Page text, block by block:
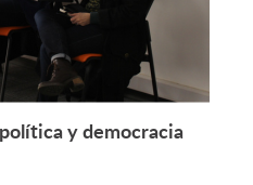
Leer más +
y democracia